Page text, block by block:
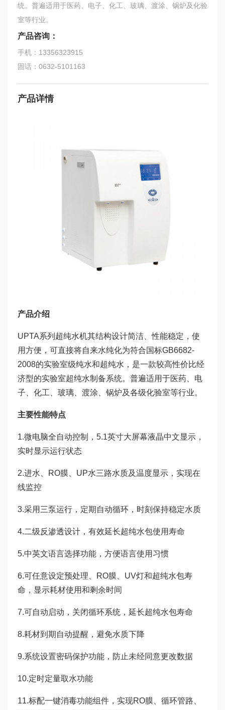
统。普遍适用于医药、电子、化工、玻璃、渡涂、锅炉及化验
室等行业。
产品咨询：
手机：13356323915
固话：0632-5101163
产品详情
产品介绍
UPTA系列超纯水机其结构设计简洁、性能稳定，使
用方便，可直接将自来水纯化为符合国标GB6682-
2008的实验室级纯水和超纯水，是一款较高性价比经
济型的实验室超纯水制备系统。普遍适用于医药、电
子、化工、玻璃、渡涂、锅炉及各级化验室等行业。
主要性能特点
1.微电脑全自动控制，5.1英寸大屏幕液晶中文显示，
实时显示运行状态
2.进水、RO膜、UP水三路水质及温度显示，实现在
线监控
3.采用三泵运行，定期自动循环，时刻保持稳定水质
4.二级反渗透设计，有效延长超纯水包使用寿命
5.中英文语言选择功能，方便语言使用习惯
6.可任意设定预处理、RO膜、UV灯和超纯水包寿
命，显示耗材使用和剩余时间
7.可自动启动，关闭循环系统，延长超纯水包寿命
8.耗材到期自动提醒，避免水质下降
9.系统设置密码保护功能，防止未经同意更改数据
10.定时定量取水功能
11.标配一键消毒功能组件，实现RO膜、循环管路、